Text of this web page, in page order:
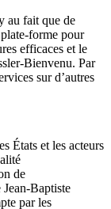
au fait que de
forme pour
efficaces et le
Bienvenu. Par
sur d’autres
États et les acteurs
de
Baptiste
par les